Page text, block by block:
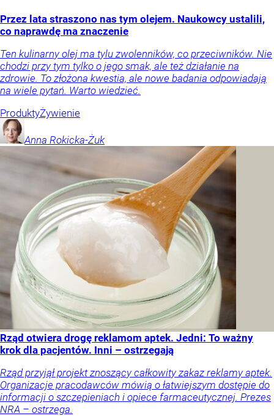
Przez lata straszono nas tym olejem. Naukowcy ustalili,
co naprawdę ma znaczenie
Ten kulinarny olej ma tylu zwolenników, co przeciwników. Nie
chodzi przy tym tylko o jego smak, ale też działanie na
zdrowie. To złożona kwestia, ale nowe badania odpowiadają
na wiele pytań. Warto wiedzieć.
ProduktyŻywienie
Anna Rokicka-Żuk
Rząd otwiera drogę reklamom aptek. Jedni: To ważny
krok dla pacjentów. Inni – ostrzegają
Rząd przyjął projekt znoszący całkowity zakaz reklamy aptek.
Organizacje pracodawców mówią o łatwiejszym dostępie do
informacji o szczepieniach i opiece farmaceutycznej. Prezes
NRA – ostrzega.